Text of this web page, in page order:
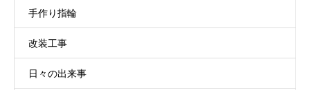
手作り指輪
改装工事
日々の出来事